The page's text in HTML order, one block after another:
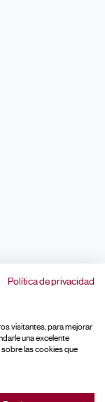
Política de privacidad
visitantes, para mejorar
una excelente
las cookies que
Joan nº 32,